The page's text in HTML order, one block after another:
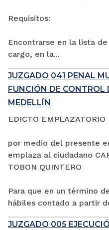
Requisitos:
Encontrarse en la lista
cargo, en la...
JUZGADO 041 PENAL
FUNCIÓN DE CONTROL
MEDELLÍN
EDICTO EMPLAZATORIO
por medio del presente
emplaza al ciudadano
TOBON QUINTERO
Para que en un término
hábiles contado a partir
JUZGADO 005